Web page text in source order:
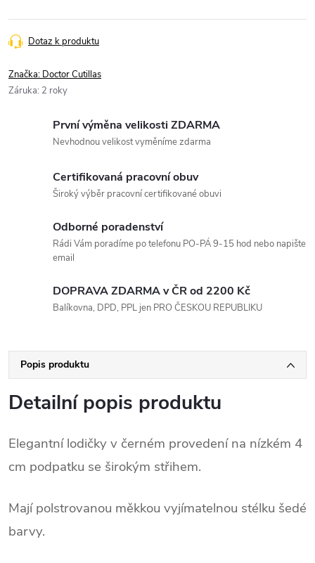
Dotaz k produktu
Značka: Doctor Cutillas
Záruka: 2 roky
První výměna velikosti ZDARMA
Nevhodnou velikost vyměníme zdarma
Certifikovaná pracovní obuv
Široký výběr pracovní certifikované obuvi
Odborné poradenství
Rádi Vám poradíme po telefonu PO-PÁ 9-15 hod nebo napište
email
DOPRAVA ZDARMA v ČR od 2200 Kč
Balíkovna, DPD, PPL jen PRO ČESKOU REPUBLIKU
Popis produktu
Detailní popis produktu
Elegantní lodičky v černém provedení na nízkém 4
cm podpatku se širokým střihem.
Mají polstrovanou měkkou vyjímatelnou stélku šedé
barvy.